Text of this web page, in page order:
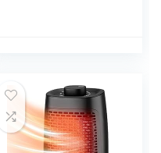
omvalbeveiliging